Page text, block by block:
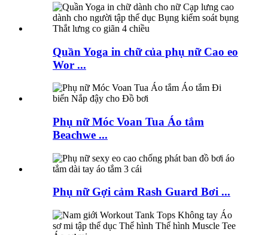
Quần Yoga in chữ của phụ nữ Cao eo
Wor ...
Phụ nữ Móc Voan Tua Áo tắm
Beachwe ...
Phụ nữ Gợi cảm Rash Guard Bơi ...